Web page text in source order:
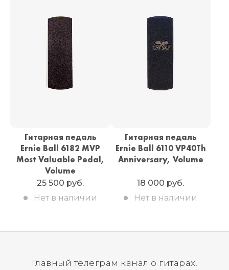
Гитарная педаль
Ernie Ball 6182 MVP
Most Valuable Pedal,
Volume
25 500 руб.
Нет в наличии
Гитарная педаль
Ernie Ball 6110 VP40Th
Anniversary, Volume
18 000 руб.
Нет в наличии
Главный телеграм канал о гитарах.